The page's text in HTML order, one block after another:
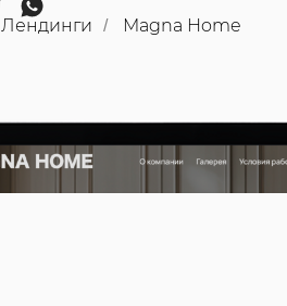
Лендинги / Magna Home